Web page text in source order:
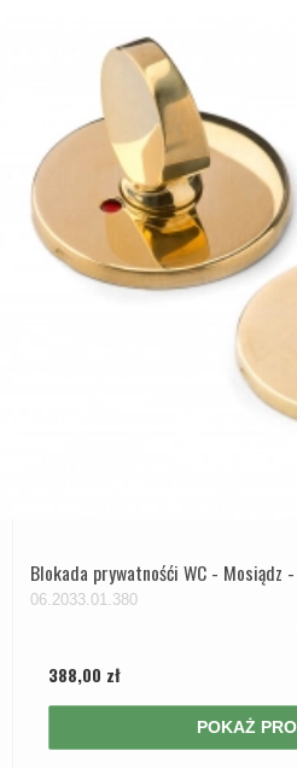
Blokada prywatnośći WC - Mosiądz
06.2033.01.380
388,00 zł
POKAŻ